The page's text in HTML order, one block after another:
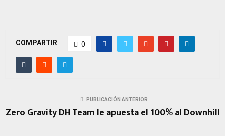
COMPARTIR 0
PUBLICACIÓN ANTERIOR
Zero Gravity DH Team le apuesta el 100% al Downhill